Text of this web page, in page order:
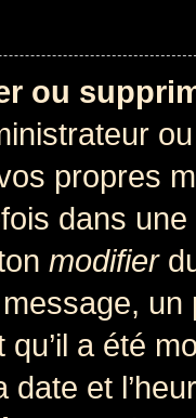
ou
propres
dans
modifier
un
a été
date et